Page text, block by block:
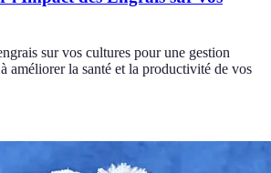
sur vos cultures pour une gestion
améliorer la santé et la productivité de vos